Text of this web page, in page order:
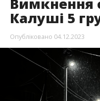
Вимкнення
Калуші 5
Опубліковано 04.12.2023